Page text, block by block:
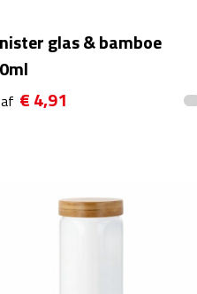
glas & bamboe
€ 4,91